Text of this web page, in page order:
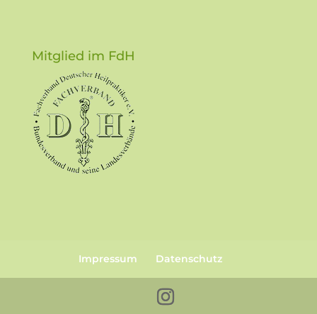
Mitglied im FdH
Impressum Datenschutz